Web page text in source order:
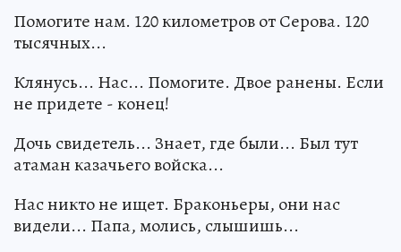
Помогите нам. 120 километров от Серова. 120
тысячных...
Клянусь... Нас... Помогите. Двое ранены. Если
не придете - конец!
Дочь свидетель... Знает, где были... Был тут
атаман казачьего войска...
Нас никто не ищет. Браконьеры, они нас
видели... Папа, молись, слышишь...